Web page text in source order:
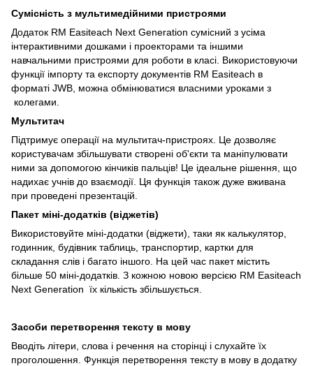
Сумісність з мультимедійними пристроями
Додаток RM Easiteach Next Generation сумісний з усіма
інтерактивними дошками і проекторами та іншими
навчальними пристроями для роботи в класі. Використовуючи
функції імпорту та експорту документів RM Easiteach в
форматі JWB, можна обмінюватися власними уроками з
колегами.
Мультитач
Підтримує операції на мультитач-пристроях. Це дозволяє
користувачам збільшувати створені об'єкти та маніпулювати
ними за допомогою кінчиків пальців! Це ідеальне рішення, що
надихає учнів до взаємодії. Ця функція також дуже вживана
при проведені презентацій.
Пакет міні-додатків (віджетів)
Використовуйте міні-додатки (віджети), таки як калькулятор,
годинник, будівник таблиць, транспортир, картки для
складання слів і багато іншого. На цей час пакет містить
більше 50 міні-додатків. З кожною новою версією RM Easiteach
Next Generation їх кількість збільшується.
Засоби перетворення тексту в мову
Вводіть літери, слова і речення на сторінці і слухайте їх
проголошення. Функція перетворення тексту в мову в додатку